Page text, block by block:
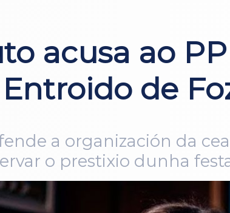
acusa ao
de
a organización da
o prestixio dunha